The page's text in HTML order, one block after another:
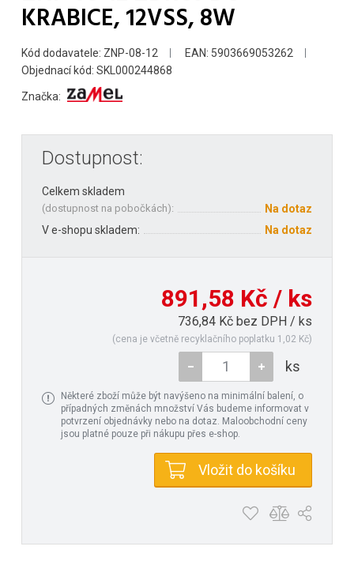
KRABICE, 12VSS, 8W
Kód dodavatele: ZNP-08-12
EAN: 5903669053262
Objednací kód: SKL000244868
Značka:
Dostupnost:
Celkem skladem
(dostupnost na pobočkách):
Na dotaz
V e-shopu skladem:
Na dotaz
891,58 Kč / ks
736,84 Kč bez DPH / ks
(cena je včetně recyklačního poplatku 1,02 Kč)
ks
Některé zboží může být navýšeno na minimální balení, o
případných změnách množství Vás budeme informovat v
potvrzení objednávky nebo na dotaz. Maloobchodní ceny
jsou platné pouze při nákupu přes e-shop.
Vložit do košíku